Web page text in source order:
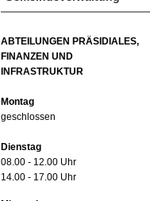
ABTEILUNGEN PRÄSIDIALES,
FINANZEN UND
INFRASTRUKTUR
Montag
geschlossen
Dienstag
08.00 - 12.00 Uhr
14.00 - 17.00 Uhr